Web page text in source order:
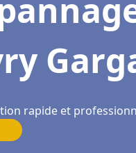
rapide et